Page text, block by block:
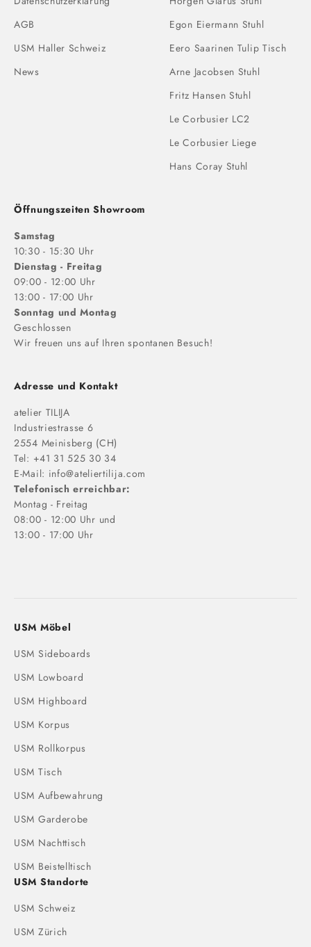
AGB
USM Haller Schweiz
News
Öffnungszeiten Showroom
Samstag
10:30 - 15:30 Uhr
Dienstag - Freitag
09:00 - 12:00 Uhr
13:00 - 17:00 Uhr
Sonntag und Montag
Geschlossen
Wir freuen uns auf Ihren spontanen Besuch!
Adresse und Kontakt
atelier TILIJA
Industriestrasse 6
2554 Meinisberg (CH)
Tel: +41 31 525 30 34
E-Mail: info@ateliertilija.com
Telefonisch erreichbar:
Montag - Freitag
08:00 - 12:00 Uhr und
13:00 - 17:00 Uhr
Egon Eiermann Stuhl
Eero Saarinen Tulip Tisch
Arne Jacobsen Stuhl
Fritz Hansen Stuhl
Le Corbusier LC2
Le Corbusier Liege
Hans Coray Stuhl
USM Möbel
USM Sideboards
USM Lowboard
USM Highboard
USM Korpus
USM Rollkorpus
USM Tisch
USM Aufbewahrung
USM Garderobe
USM Nachttisch
USM Beistelltisch
USM Standorte
USM Schweiz
USM Zürich